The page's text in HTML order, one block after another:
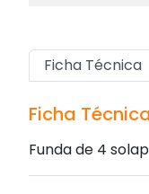
Ficha Técnica
Ficha
Funda de 4